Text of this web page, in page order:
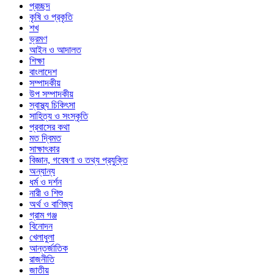
প্রচ্ছদ
কৃষি ও প্রকৃতি
শখ
ভ্রমণ
আইন ও আদালত
শিক্ষা
বাংলাদেশ
সম্পাদকীয়
উপ সম্পাদকীয়
স্বাস্থ্য চিকিৎসা
সাহিত্য ও সংস্কৃতি
প্রবাসের কথা
মত দ্বিমত
সাক্ষাৎকার
বিজ্ঞান, গবেষণা ও তথ্য প্রযুক্তি
অন্যান্য
ধর্ম ও দর্শন
নারী ও শিশু
অর্থ ও বাণিজ্য
গ্রাম গঞ্জ
বিনোদন
খেলাধুলা
আন্তর্জাতিক
রাজনীতি
জাতীয়